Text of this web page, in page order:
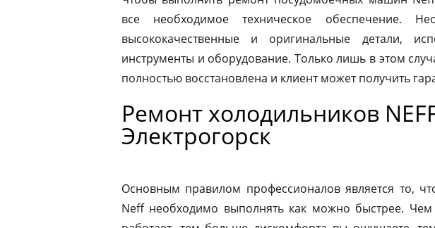
все необходимое техническое обеспечение.
высококачественные и оригинальные детали,
инструменты и оборудование. Только лишь в этом
полностью восстановлена и клиент может получить
Ремонт холодильников
Электрогорск
Основным правилом профессионалов является то,
Neff необходимо выполнять как можно быстрее.